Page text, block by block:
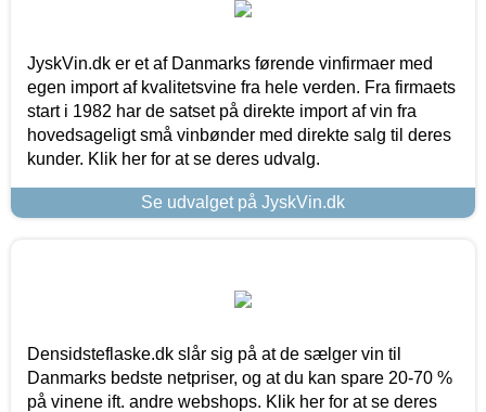
JyskVin.dk er et af Danmarks førende vinfirmaer med
egen import af kvalitetsvine fra hele verden. Fra firmaets
start i 1982 har de satset på direkte import af vin fra
hovedsageligt små vinbønder med direkte salg til deres
kunder. Klik her for at se deres udvalg.
Se udvalget på JyskVin.dk
Densidsteflaske.dk slår sig på at de sælger vin til
Danmarks bedste netpriser, og at du kan spare 20-70 %
på vinene ift. andre webshops. Klik her for at se deres